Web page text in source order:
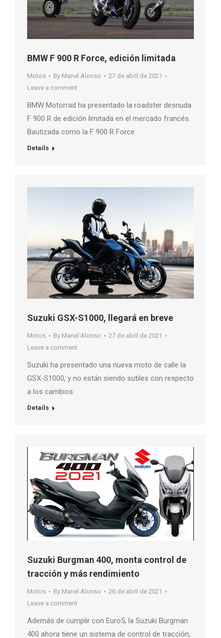
BMW F 900 R Force, edición limitada
Motos By Manel Alonso
27 de abril de 2021
Leave a comment
BMW Motorrad ha presentado la roadster desnuda
F 900 R de edición limitada en el mercado francés.
Bautizada como la F 900 R Force
Details
Suzuki GSX-S1000, llegará en breve
Motos By Manel Alonso
27 de abril de 2021
Leave a comment
Suzuki ha presentado una nueva moto de calle la
GSX-S1000, y no están siendo sutiles con respecto
a los cambios.
Details
Suzuki Burgman 400, monta control de
tracción y más rendimiento
Motos By Manel Alonso
26 de abril de 2021
Leave a comment
Además de cumplir con Euro5, la Suzuki Burgman
400 ahora tiene un sistema de control de tracción,